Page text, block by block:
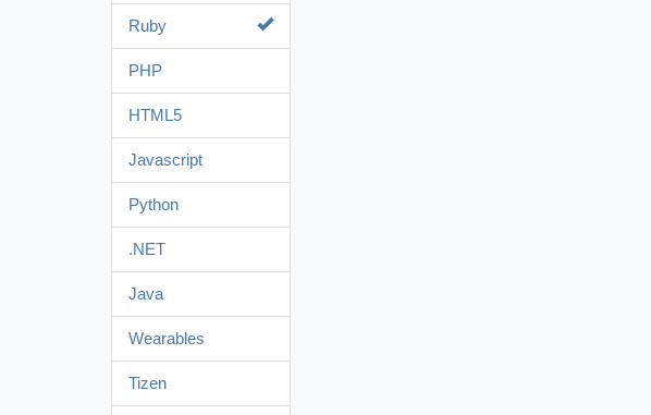
Ruby
PHP
HTML5
Javascript
Python
.NET
Java
Wearables
Tizen